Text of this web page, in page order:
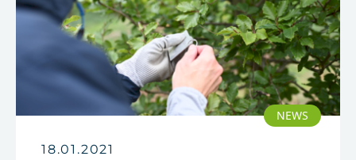
NEWS
18.01.2021